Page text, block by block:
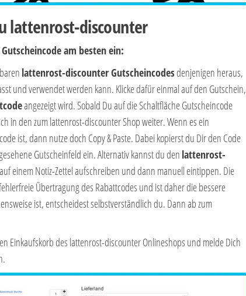
lattenrost-discounter
am besten ein:
lattenrost-discounter Gutscheincodesdenjenigen heraus,
und verwendet werden kann. Klicke dafür einmal auf den Gutschein,
angezeigt wird. Sobald Du auf die Schaltfläche Gutscheincode
in den zum lattenrost-discounter Shop weiter. Wenn es ein
ist, dann nutze doch Copy & Paste. Dabei kopierst du Dir den Code
Gutscheinfeld ein. Alternativ kannst du den lattenrost-
einem Notiz-Zettel aufschreiben und dann manuell eintippen. Die
Übertragung des Rabattcodes und ist daher die bessere
ist, entscheidest selbstverständlich du. Dann ab zum
Einkaufskorb des lattenrost-discounter Onlineshops und melde Dich